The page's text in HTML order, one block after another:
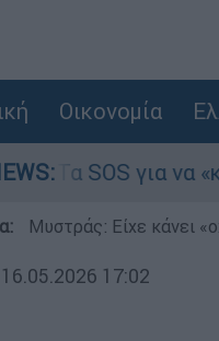
Οικονομία
να
Μυστράς: Είχε κάνει
16.05.2026 17:02